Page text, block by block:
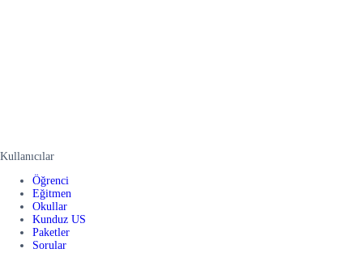
Kullanıcılar
Öğrenci
Eğitmen
Okullar
Kunduz US
Paketler
Sorular